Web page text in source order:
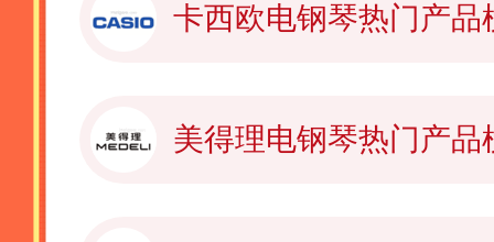
卡西欧电钢琴热门产品
美得理电钢琴热门产品